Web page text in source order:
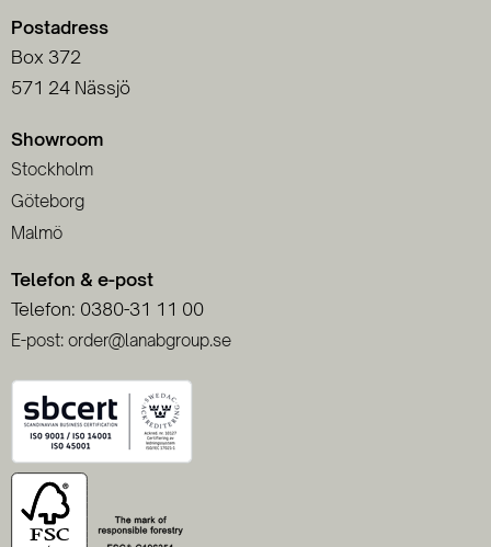
Postadress
Box 372
571 24 Nässjö
Showroom
Stockholm
Göteborg
Malmö
Telefon & e-post
Telefon: 0380-31 11 00
E-post: order@lanabgroup.se